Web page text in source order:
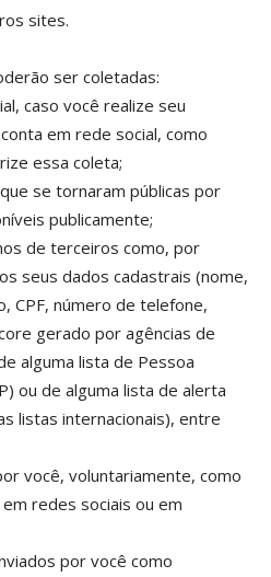
sites.
ser coletadas:
caso você realize seu
em rede social, como
essa coleta;
se tornaram públicas por
publicamente;
de terceiros como, por
seus dados cadastrais (nome,
CPF, número de telefone,
gerado por agências de
alguma lista de Pessoa
ou de alguma lista de alerta
listas internacionais), entre
você, voluntariamente, como
redes sociais ou em
por você como